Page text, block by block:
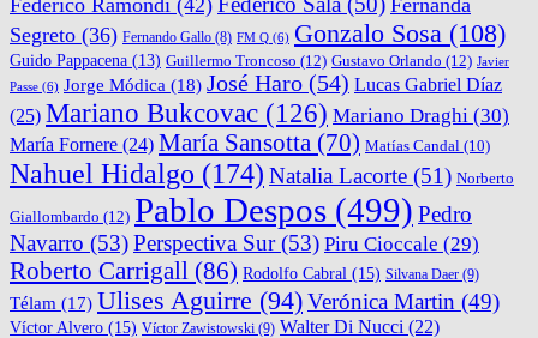
Segreto (36) Fernando Gallo (8) FM Q (6) Gonzalo Sosa (108)
Guido Pappacena (13) Guillermo Troncoso (12) Gustavo Orlando (12) Javier
Passe (6) Jorge Módica (18) José Haro (54) Lucas Gabriel Díaz
(25) Mariano Bukcovac (126) Mariano Draghi (30)
María Fornere (24) María Sansotta (70) Matías Candal (10)
Nahuel Hidalgo (174) Natalia Lacorte (51) Norberto
Giallombardo (12) Pablo Despos (499) Pedro
Navarro (53)Perspectiva Sur(53) Piru Cioccale (29)
Roberto Carrigall (86) Rodolfo Cabral (15) Silvana Daer (9)
Télam (17) Ulises Aguirre (94)Verónica Martin (49)
Víctor Alvero (15) Víctor Zawistowski (9) Walter Di Nucci (22)